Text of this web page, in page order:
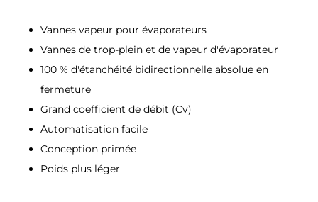
Vannes vapeur pour évaporateurs
Vannes de trop-plein et de vapeur d'évaporateur
100 % d'étanchéité bidirectionnelle absolue en
fermeture
Grand coefficient de débit (Cv)
Automatisation facile
Conception primée
Poids plus léger